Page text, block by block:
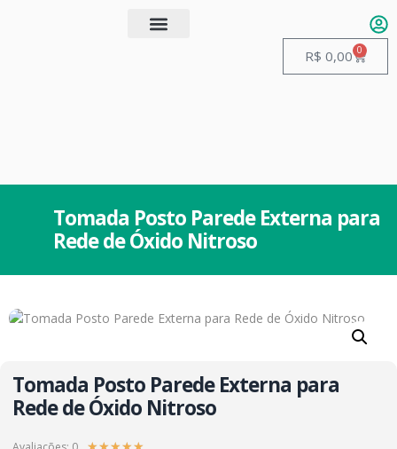
R$ 0,00 0
Tomada Posto Parede Externa para
Rede de Óxido Nitroso
Tomada Posto Parede Externa para
Rede de Óxido Nitroso
★★★★★